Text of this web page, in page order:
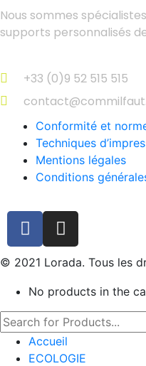
Nous sommes
supports personnalisés
+33 (0)9 52 515 515
Conformité et
Techniques
Mentions légales
Conditions
© 2021 Lorada. Tous les
No products in the
Accueil
ECOLOGIE